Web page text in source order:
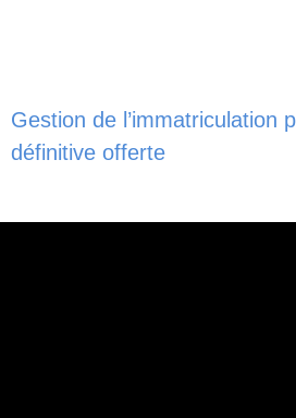
Gestion de l’immatriculation
définitive offerte